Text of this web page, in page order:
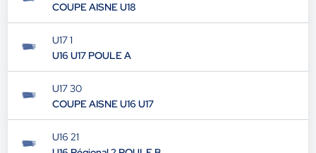
COUPE AISNE U18
U17 1
U16 U17 POULE A
U17 30
COUPE AISNE U16 U17
U16 21